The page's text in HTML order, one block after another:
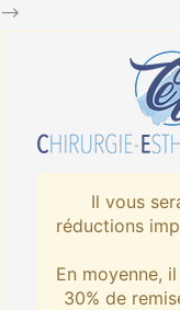
-->
Il vous
réductions
En moyenne,
30% de